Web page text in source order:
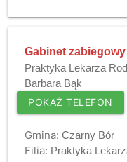
Gabinet zabiegowy
Praktyka Lekarza
Barbara Bąk
POKAŻ TELEFON
Gmina: Czarny Bór
Filia: Praktyka